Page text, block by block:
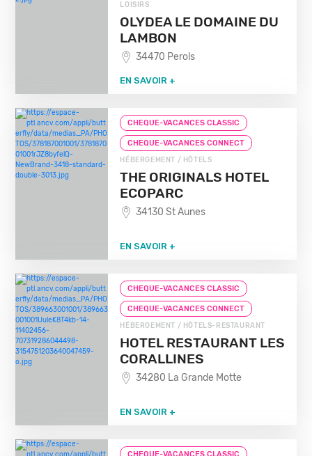
LOISIRS
OLYDEA LE DOMAINE DU
LAMBON
34470 Perols
EN SAVOIR +
CHEQUE-VACANCES CLASSIC
CHEQUE-VACANCES CONNECT
HÉBERGEMENT / HÔTELS
THE ORIGINALS HOTEL
ECOPARC
34130 St Aunes
EN SAVOIR +
CHEQUE-VACANCES CLASSIC
CHEQUE-VACANCES CONNECT
HÉBERGEMENT / HÔTELS-RESTAURANT
HOTEL RESTAURANT LES
CORALLINES
34280 La Grande Motte
EN SAVOIR +